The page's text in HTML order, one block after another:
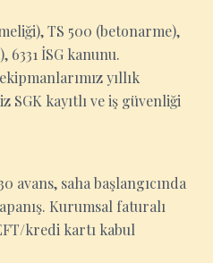
TS 500 (betonarme),
6331 İSG kanunu.
yıllık
kayıtlı ve iş güvenliği
avans, saha başlangıcında
Kurumsal faturalı
kredi kartı kabul